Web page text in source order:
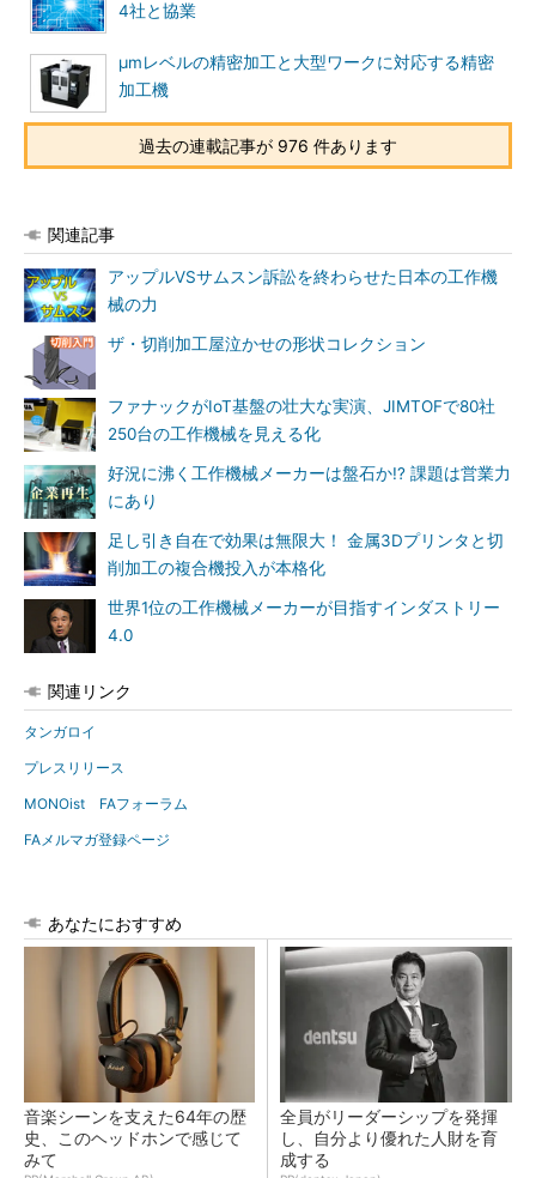
4社と協業
μmレベルの精密加工と大型ワークに対応する精密
加工機
過去の連載記事が 976 件あります
関連記事
アップルVSサムスン訴訟を終わらせた日本の工作機
械の力
ザ・切削加工屋泣かせの形状コレクション
ファナックがIoT基盤の壮大な実演、JIMTOFで80社
250台の工作機械を見える化
好況に沸く工作機械メーカーは盤石か!? 課題は営業力
にあり
足し引き自在で効果は無限大！ 金属3Dプリンタと切
削加工の複合機投入が本格化
世界1位の工作機械メーカーが目指すインダストリー
4.0
関連リンク
タンガロイ
プレスリリース
MONOist FAフォーラム
FAメルマガ登録ページ
あなたにおすすめ
音楽シーンを支えた64年の歴
史、このヘッドホンで感じて
みて
全員がリーダーシップを発揮
し、自分より優れた人財を育
成する